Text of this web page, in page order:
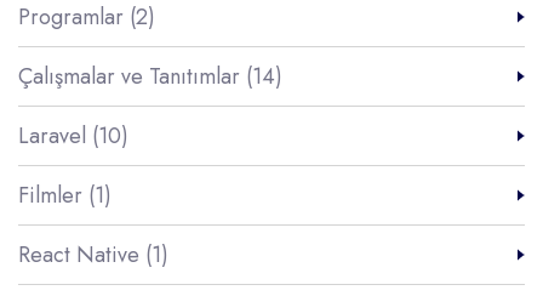
Programlar (2)
Çalışmalar ve Tanıtımlar (14)
Laravel (10)
Filmler (1)
React Native (1)